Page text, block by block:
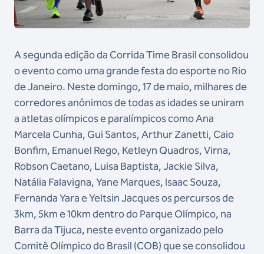
A segunda edição da Corrida Time Brasil consolidou
o evento como uma grande festa do esporte no Rio
de Janeiro. Neste domingo, 17 de maio, milhares de
corredores anônimos de todas as idades se uniram
a atletas olímpicos e paralímpicos como Ana
Marcela Cunha, Gui Santos, Arthur Zanetti, Caio
Bonfim, Emanuel Rego, Ketleyn Quadros, Virna,
Robson Caetano, Luisa Baptista, Jackie Silva,
Natália Falavigna, Yane Marques, Isaac Souza,
Fernanda Yara e Yeltsin Jacques os percursos de
3km, 5km e 10km dentro do Parque Olímpico, na
Barra da Tijuca, neste evento organizado pelo
Comitê Olímpico do Brasil (COB) que se consolidou